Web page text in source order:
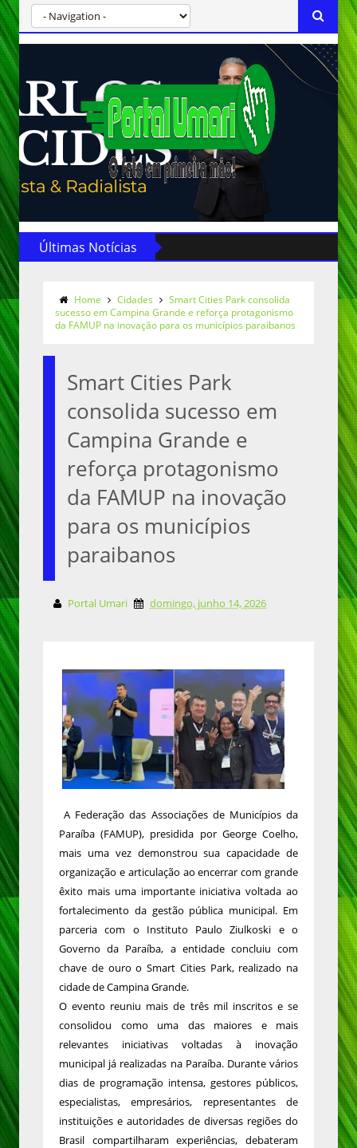
Últimas Notícias
Home Cidades
Smart Cities Park consolida
sucesso em Campina Grande e reforça protagonismo
da FAMUP na inovação para os municípios paraibanos
Smart Cities Park
consolida sucesso em
Campina Grande e
reforça protagonismo
da FAMUP na inovação
para os municípios
paraibanos
Portal Umari domingo, junho 14, 2026
A Federação das Associações de Municípios da
Paraíba (FAMUP), presidida por George Coelho,
mais uma vez demonstrou sua capacidade de
organização e articulação ao encerrar com grande
êxito mais uma importante iniciativa voltada ao
fortalecimento da gestão pública municipal. Em
parceria com o Instituto Paulo Ziulkoski e o
Governo da Paraíba, a entidade concluiu com
chave de ouro o Smart Cities Park, realizado na
cidade de Campina Grande.
O evento reuniu mais de três mil inscritos e se
consolidou como uma das maiores e mais
relevantes iniciativas voltadas à inovação
municipal já realizadas na Paraíba. Durante vários
dias de programação intensa, gestores públicos,
especialistas, empresários, representantes de
instituições e autoridades de diversas regiões do
Brasil compartilharam experiências, debateram